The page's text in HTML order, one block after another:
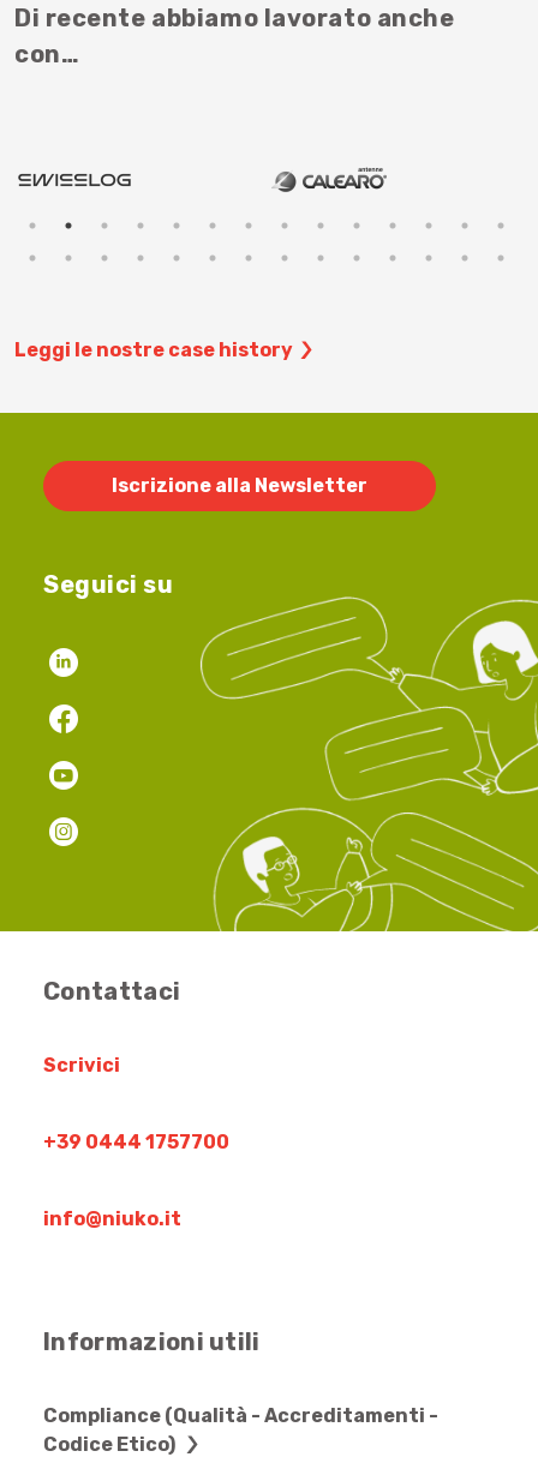
Di recente abbiamo lavorato anche
con…
Leggi le nostre case history
Iscrizione alla Newsletter
Seguici su
Contattaci
Scrivici
+39 0444 1757700
info@niuko.it
Informazioni utili
Compliance (Qualità - Accreditamenti -
Codice Etico)